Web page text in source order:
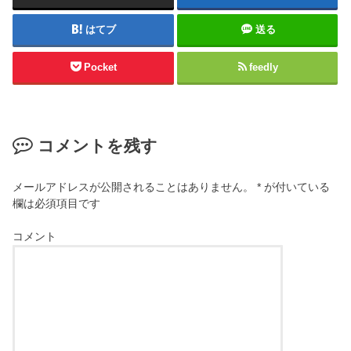
はてブ 送る
Pocket feedly
コメントを残す
メールアドレスが公開されることはありません。 * が付いている
欄は必須項目です
コメント